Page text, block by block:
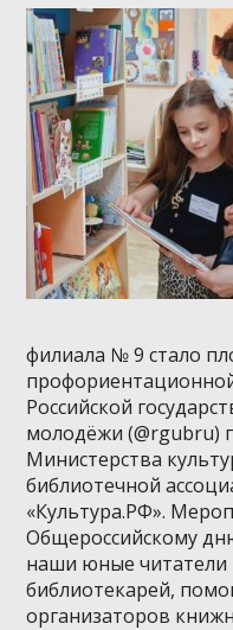
филиала № 9 стало
Российской
молодёжи (@rgubru)
Министерства
библиотечной
«Культура.РФ».
Общероссийскому
наши юные читатели
библиотекарей,
организаторов